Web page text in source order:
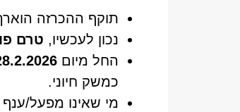
תוקף ההכרזה
נכון לעכשיו, טרם
החל מיום 28.2.2026 בשעה
כמשק חיוני.
מי שאינו מפעל/ענף